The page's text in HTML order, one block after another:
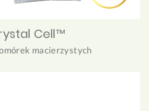
Cell™
macierzystych